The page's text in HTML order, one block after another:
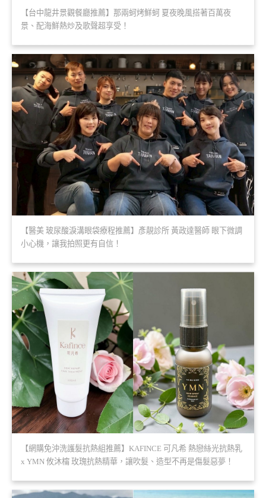
【台中龍井景觀餐廳推薦】那兩蚵烤鮮蚵 夏夜晚風搭著百萬夜
景、配海鮮熱炒及歌聲超享受！
【醫美 玻尿酸淚溝眼袋療程推薦】彥靚診所 黃政達醫師 眼下微調
小心機，讓我拍照更有自信！
【網購免沖洗護髮抗熱組推薦】KAFINCE 可凡希 熱戀絲光抗熱乳
x YMN 攸沐橣 玫瑰抗熱精華，讓吹髮、造型不再是傷髮惡夢！